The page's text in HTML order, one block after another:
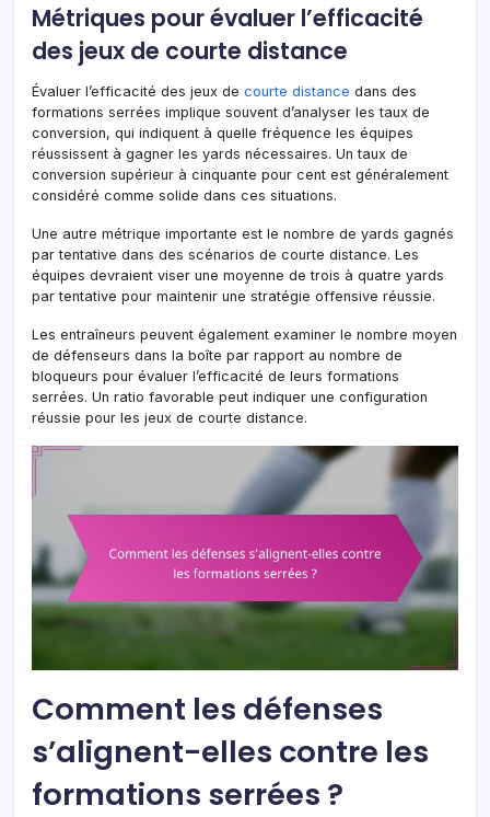
Métriques pour évaluer l’efficacité
des jeux de courte distance
Évaluer l’efficacité des jeux de courte distance dans des
formations serrées implique souvent d’analyser les taux de
conversion, qui indiquent à quelle fréquence les équipes
réussissent à gagner les yards nécessaires. Un taux de
conversion supérieur à cinquante pour cent est généralement
considéré comme solide dans ces situations.
Une autre métrique importante est le nombre de yards gagnés
par tentative dans des scénarios de courte distance. Les
équipes devraient viser une moyenne de trois à quatre yards
par tentative pour maintenir une stratégie offensive réussie.
Les entraîneurs peuvent également examiner le nombre moyen
de défenseurs dans la boîte par rapport au nombre de
bloqueurs pour évaluer l’efficacité de leurs formations
serrées. Un ratio favorable peut indiquer une configuration
réussie pour les jeux de courte distance.
Comment les défenses
s’alignent-elles contre les
formations serrées ?